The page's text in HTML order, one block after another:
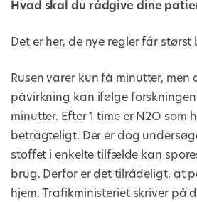
Hvad skal du rådgive dine
Det er her, de nye regler får
Rusen varer kun få minutter, men
påvirkning kan ifølge
minutter. Efter 1 time er N2O som
betragteligt. Der er dog
stoffet i enkelte tilfælde kan
brug. Derfor er det tilrådeligt, at
hjem. Trafikministeriet skriver på